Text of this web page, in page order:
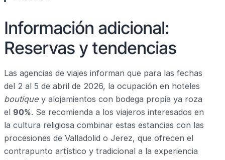
Información adicional:
Reservas y tendencias
Las agencias de viajes informan que para las fechas
del 2 al 5 de abril de 2026, la ocupación en hoteles
boutique y alojamientos con bodega propia ya roza
el 90%. Se recomienda a los viajeros interesados en
la cultura religiosa combinar estas estancias con las
procesiones de Valladolid o Jerez, que ofrecen el
contrapunto artístico y tradicional a la experiencia